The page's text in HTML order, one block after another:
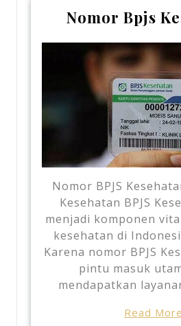
Nomor Bpjs
Nomor BPJS
Kesehatan BPJS
menjadi komponen
kesehatan di
Karena nomor BPJS
pintu masuk
mendapatkan
Read More